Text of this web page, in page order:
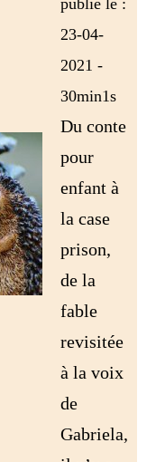
publié le :
23-04-
2021 -
30min1s
Du conte
pour
enfant à
la case
prison,
de la
fable
revisitée
à la voix
de
Gabriela,